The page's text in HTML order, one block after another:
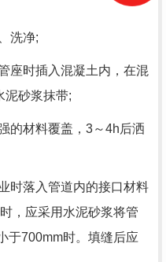
洗净;
座时插入混凝土内，在混
泥砂浆抹带;
的材料覆盖，3～4h后洒
时落入管道内的接口材料
，应采用水泥砂浆将管
于700mm时。填缝后应